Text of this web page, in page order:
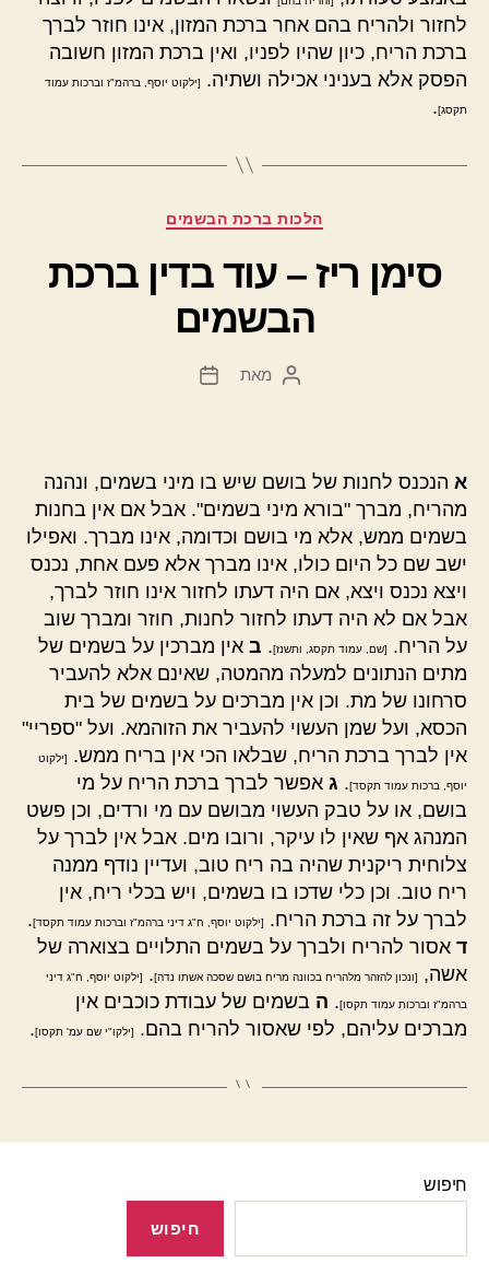
לחזור ולהריח בהם אחר ברכת המזון, אינו חוזר לברך
ברכת הריח, כיון שהיו לפניו, ואין ברכת המזון חשובה
הפסק אלא בעניני אכילה ושתיה.
[ילקוט יוסף, ברהמ"ז וברכות עמוד
תקסג].
קטגוריות
הלכות ברכת הבשמים
סימן ריז – עוד בדין ברכת
הבשמים
המחבר
מאת
תאריך
א הנכנס לחנות של בושם שיש בו מיני בשמים, ונהנה
מהריח, מברך "בורא מיני בשמים". אבל אם אין בחנות
בשמים ממש, אלא מי בושם וכדומה, אינו מברך. ואפילו
ישב שם כל היום כולו, אינו מברך אלא פעם אחת, נכנס
ויצא נכנס ויצא, אם היה דעתו לחזור אינו חוזר לברך,
אבל אם לא היה דעתו לחזור לחנות, חוזר ומברך שוב
על הריח.
[שם, עמוד תקסג, ותשנז]. ב אין מברכין על בשמים של
מתים הנתונים למעלה מהמטה, שאינם אלא להעביר
סרחונו של מת. וכן אין מברכים על בשמים של בית
הכסא, ועל שמן העשוי להעביר את הזוהמא. ועל "ספריי"
אין לברך ברכת הריח, שבלאו הכי אין בריח ממש.
[ילקוט
יוסף, ברכות עמוד תקסד]. ג אפשר לברך ברכת הריח על מי
בושם, או על טבק העשוי מבושם עם מי ורדים, וכן פשט
המנהג אף שאין לו עיקר, ורובו מים. אבל אין לברך על
צלוחית ריקנית שהיה בה ריח טוב, ועדיין נודף ממנה
ריח טוב. וכן כלי שדכו בו בשמים, ויש בכלי ריח, אין
לברך על זה ברכת הריח.
[ילקוט יוסף, ח"ג דיני ברהמ"ז וברכות עמוד תקסד].
ד אסור להריח ולברך על בשמים התלויים בצוארה של
אשה,
[ונכון להזהר מלהריח בכוונה מריח בושם שסכה אשתו נדה]. [ילקוט יוסף, ח"ג דיני
ברהמ"ז וברכות עמוד תקסו]. ה בשמים של עבודת כוכבים אין
מברכים עליהם, לפי שאסור להריח בהם.
[ילקו"י שם עמ' תקסו].
חיפוש
חיפוש